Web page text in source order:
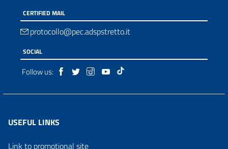
CERTIFIED MAIL
protocollo@pec.adspstretto.it
SOCIAL
Follow us:
USEFUL LINKS
Link to promotional site